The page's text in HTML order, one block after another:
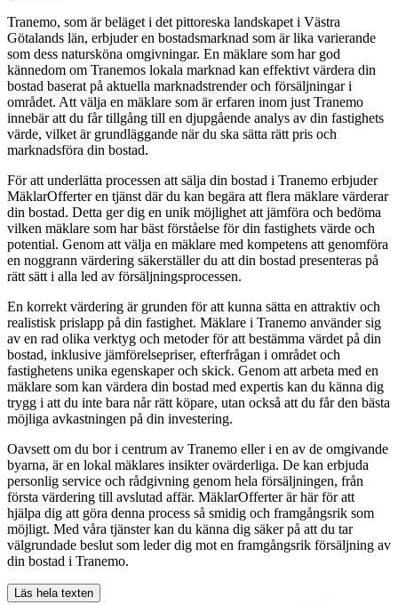
Tranemo, som är beläget i det pittoreska landskapet i Västra
Götalands län, erbjuder en bostadsmarknad som är lika varierande
som dess natursköna omgivningar. En mäklare som har god
kännedom om Tranemos lokala marknad kan effektivt värdera din
bostad baserat på aktuella marknadstrender och försäljningar i
området. Att välja en mäklare som är erfaren inom just Tranemo
innebär att du får tillgång till en djupgående analys av din fastighets
värde, vilket är grundläggande när du ska sätta rätt pris och
marknadsföra din bostad.
För att underlätta processen att sälja din bostad i Tranemo erbjuder
MäklarOfferter en tjänst där du kan begära att flera mäklare värderar
din bostad. Detta ger dig en unik möjlighet att jämföra och bedöma
vilken mäklare som har bäst förståelse för din fastighets värde och
potential. Genom att välja en mäklare med kompetens att genomföra
en noggrann värdering säkerställer du att din bostad presenteras på
rätt sätt i alla led av försäljningsprocessen.
En korrekt värdering är grunden för att kunna sätta en attraktiv och
realistisk prislapp på din fastighet. Mäklare i Tranemo använder sig
av en rad olika verktyg och metoder för att bestämma värdet på din
bostad, inklusive jämförelsepriser, efterfrågan i området och
fastighetens unika egenskaper och skick. Genom att arbeta med en
mäklare som kan värdera din bostad med expertis kan du känna dig
trygg i att du inte bara når rätt köpare, utan också att du får den bästa
möjliga avkastningen på din investering.
Oavsett om du bor i centrum av Tranemo eller i en av de omgivande
byarna, är en lokal mäklares insikter ovärderliga. De kan erbjuda
personlig service och rådgivning genom hela försäljningen, från
första värdering till avslutad affär. MäklarOfferter är här för att
hjälpa dig att göra denna process så smidig och framgångsrik som
möjligt. Med våra tjänster kan du känna dig säker på att du tar
välgrundade beslut som leder dig mot en framgångsrik försäljning av
din bostad i Tranemo.
Läs hela texten